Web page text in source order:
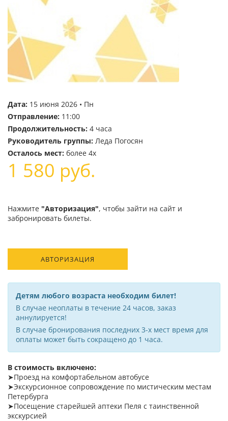
Дата: 15 июня 2026 • Пн
Отправление: 11:00
Продолжительность: 4 часа
Руководитель группы: Леда Погосян
Осталось мест: более 4х
1 580 руб.
Нажмите "Авторизация", чтобы зайти на сайт и
забронировать билеты.
АВТОРИЗАЦИЯ
Детям любого возраста необходим билет!
В случае неоплаты в течение 24 часов, заказ
аннулируется!
В случае бронирования последних 3-х мест время для
оплаты может быть сокращено до 1 часа.
В стоимость включено:
➤Проезд на комфортабельном автобусе
➤Экскурсионное сопровождение по мистическим местам
Петербурга
➤Посещение старейшей аптеки Пеля с таинственной
экскурсией